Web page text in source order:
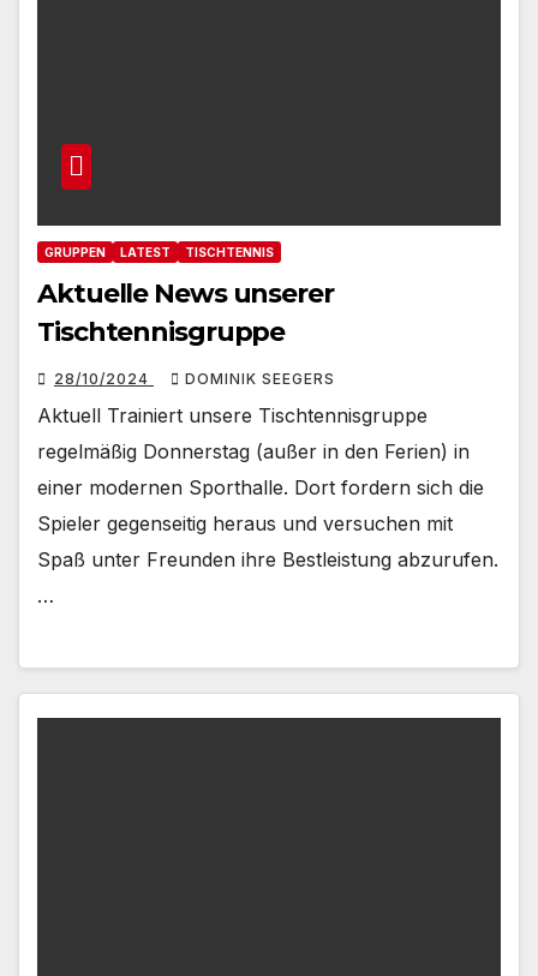
GRUPPEN LATEST TISCHTENNIS
Aktuelle News unserer
Tischtennisgruppe
28/10/2024 DOMINIK SEEGERS
Aktuell Trainiert unsere Tischtennisgruppe
regelmäßig Donnerstag (außer in den Ferien) in
einer modernen Sporthalle. Dort fordern sich die
Spieler gegenseitig heraus und versuchen mit
Spaß unter Freunden ihre Bestleistung abzurufen.
…